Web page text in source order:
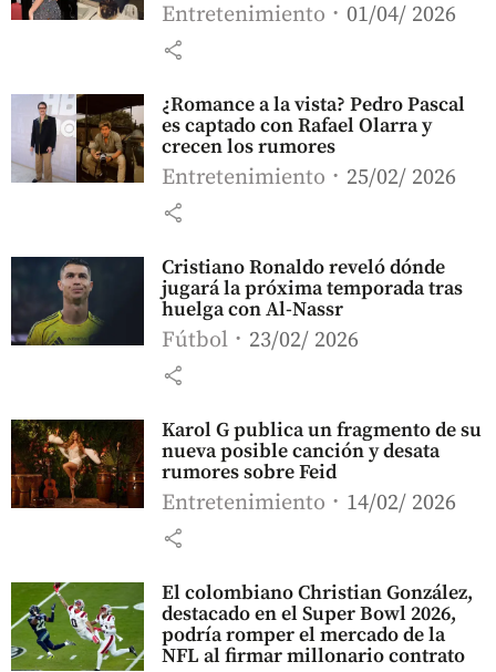
Entretenimiento 01/04/ 2026
share
¿Romance a la vista? Pedro Pascal
es captado con Rafael Olarra y
crecen los rumores
Entretenimiento 25/02/ 2026
share
Cristiano Ronaldo reveló dónde
jugará la próxima temporada tras
huelga con Al-Nassr
Fútbol 23/02/ 2026
share
Karol G publica un fragmento de su
nueva posible canción y desata
rumores sobre Feid
Entretenimiento 14/02/ 2026
share
El colombiano Christian González,
destacado en el Super Bowl 2026,
podría romper el mercado de la
NFL al firmar millonario contrato